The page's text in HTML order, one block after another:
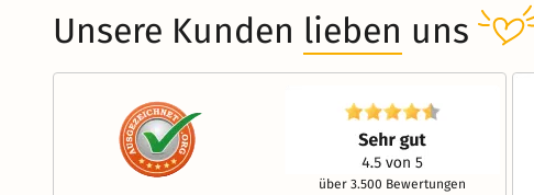
Unsere Kunden lieben uns
über 3.500 Bewertungen